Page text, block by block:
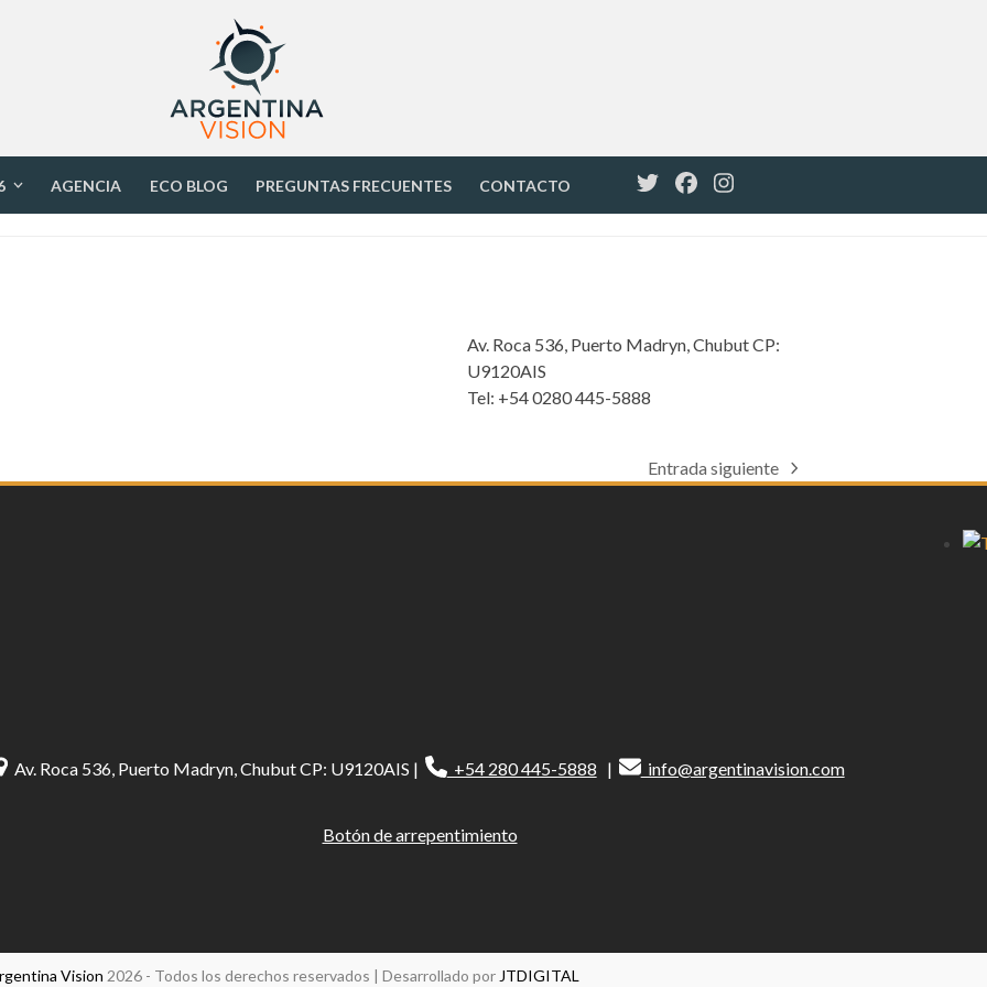
AGENCIA ECO BLOG PREGUNTAS FRECUENTES CONTACTO
Av. Roca 536, Puerto Madryn, Chubut CP:
U9120AIS
Tel: +54 0280 445-5888
next
Entrada siguiente
Av. Roca 536, Puerto Madryn, Chubut CP: U9120AIS | +54 280 445-5888 | info@argentinavision.com
Botón de arrepentimiento
Vision 2026 - Todos los derechos reservados | Desarrollado por JTDIGITAL